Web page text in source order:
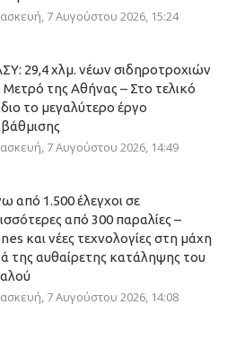
7 Αυγούστου 2026, 15:24
29,4 χλμ. νέων σιδηροτροχιών
Μετρό της Αθήνας – Στο τελικό
το μεγαλύτερο έργο
7 Αυγούστου 2026, 14:49
από 1.500 έλεγχοι σε
από 300 παραλίες –
και νέες τεχνολογίες στη μάχη
της αυθαίρετης κατάληψης του
7 Αυγούστου 2026, 14:08